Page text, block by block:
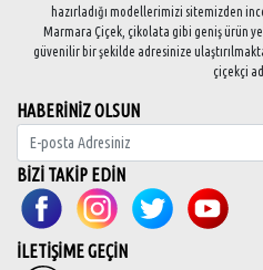
hazırladığı modellerimizi sitemizden
Marmara Çiçek, çikolata gibi geniş ürün
güvenilir bir şekilde adresinize
çiçekçi
HABERİNİZ OLSUN
BİZİ TAKİP EDİN
İLETİŞİME GEÇİN